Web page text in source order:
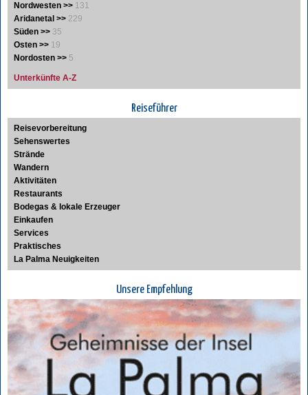
Nordwesten >> 131
Aridanetal >> 229
Süden >> 35
Osten >> 19
Nordosten >> 5
Unterkünfte A-Z
Reiseführer
Reisevorbereitung
Sehenswertes
Strände
Wandern
Aktivitäten
Restaurants
Bodegas & lokale Erzeuger
Einkaufen
Services
Praktisches
La Palma Neuigkeiten
Unsere Empfehlung